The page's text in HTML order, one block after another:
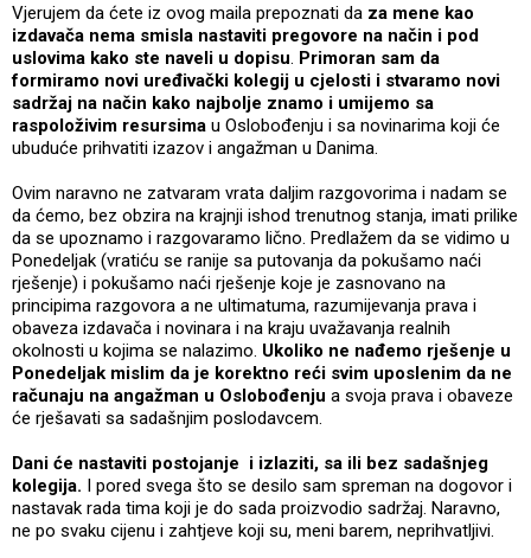
Vjerujem da ćete iz ovog maila prepoznati da za mene kao
izdavača nema smisla nastaviti pregovore na način i pod
uslovima kako ste naveli u dopisu. Primoran sam da
formiramo novi uređivački kolegij u cjelosti i stvaramo novi
sadržaj na način kako najbolje znamo i umijemo sa
raspoloživim resursima u Oslobođenju i sa novinarima koji će
ubuduće prihvatiti izazov i angažman u Danima.
Ovim naravno ne zatvaram vrata daljim razgovorima i nadam se
da ćemo, bez obzira na krajnji ishod trenutnog stanja, imati prilike
da se upoznamo i razgovaramo lično. Predlažem da se vidimo u
Ponedeljak (vratiću se ranije sa putovanja da pokušamo naći
rješenje) i pokušamo naći rješenje koje je zasnovano na
principima razgovora a ne ultimatuma, razumijevanja prava i
obaveza izdavača i novinara i na kraju uvažavanja realnih
okolnosti u kojima se nalazimo. Ukoliko ne nađemo rješenje u
Ponedeljak mislim da je korektno reći svim uposlenim da ne
računaju na angažman u Oslobođenju a svoja prava i obaveze
će rješavati sa sadašnjim poslodavcem.
Dani će nastaviti postojanje i izlaziti, sa ili bez sadašnjeg
kolegija. I pored svega što se desilo sam spreman na dogovor i
nastavak rada tima koji je do sada proizvodio sadržaj. Naravno,
ne po svaku cijenu i zahtjeve koji su, meni barem, neprihvatljivi.